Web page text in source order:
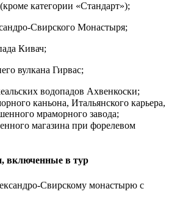
категории «Стандарт»);
Свирского Монастыря;
Кивач;
вулкана Гирвас;
водопадов Ахвенкоски;
каньона, Итальянского карьера,
мраморного завода;
магазина при форелевом
включенные в тур
Свирскому монастырю с